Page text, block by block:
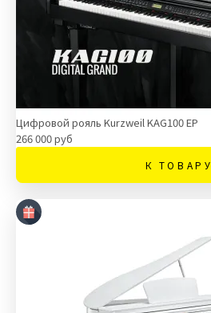
Цифровой рояль Kurzweil KAG100 EP
266 000 руб
К ТОВАРУ